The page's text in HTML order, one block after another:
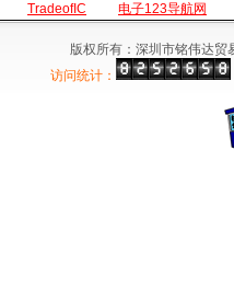
TradeofIC 电子123导航网
版权所有：深圳市铭伟达
访问统计：